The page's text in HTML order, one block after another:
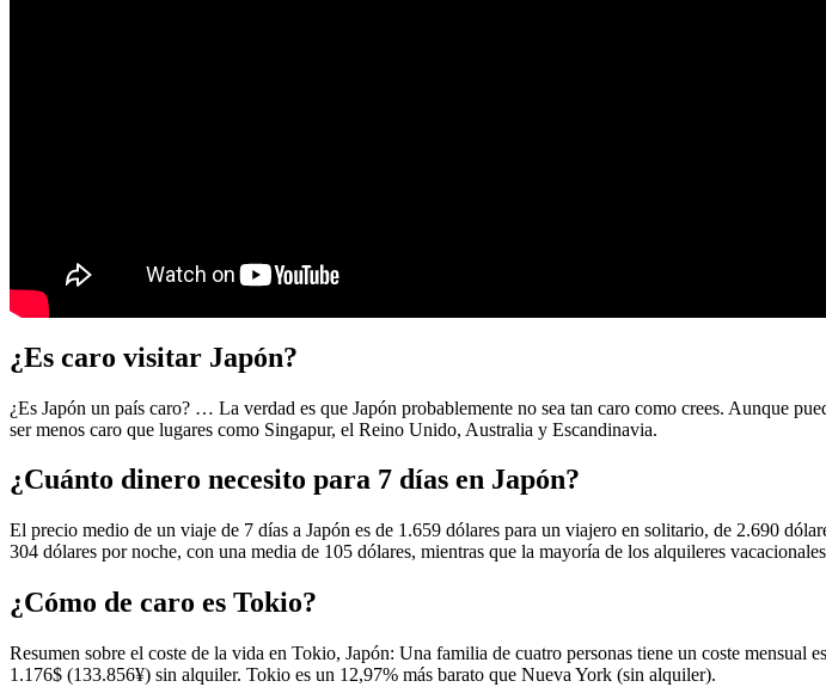
¿Es caro visitar Japón?
¿Es Japón un país caro? … La verdad es que Japón probablemente no sea tan caro como crees. Aunque
ser menos caro que lugares como Singapur, el Reino Unido, Australia y Escandinavia.
¿Cuánto dinero necesito para 7 días en Japón?
El precio medio de un viaje de 7 días a Japón es de 1.659 dólares para un viajero en solitario, de 2.690
304 dólares por noche, con una media de 105 dólares, mientras que la mayoría de los alquileres
¿Cómo de caro es Tokio?
Resumen sobre el coste de la vida en Tokio, Japón: Una familia de cuatro personas tiene un coste
1.176$ (133.856¥) sin alquiler. Tokio es un 12,97% más barato que Nueva York (sin alquiler).